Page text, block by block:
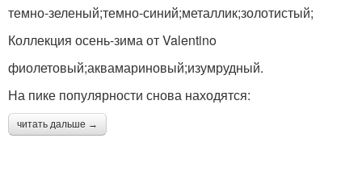
темно-зеленый;темно-синий;металлик;золотистый;
Коллекция осень-зима от Valentino
фиолетовый;аквамариновый;изумрудный.
На пике популярности снова находятся:
читать дальше →